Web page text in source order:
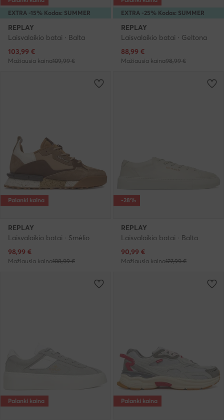
EXTRA -15% Kodas: SUMMER
REPLAY
Laisvalaikio batai · Balta
Dabartinė kaina
103,99 €
Mažiausia kaina109,99 €
EXTRA -25% Kodas: SUMMER
REPLAY
Laisvalaikio batai · Geltona
Dabartinė kaina
88,99 €
Mažiausia kaina98,99 €
Palanki kaina
REPLAY
Laisvalaikio batai · Smėlio
Dabartinė kaina
98,99 €
Mažiausia kaina108,99 €
-28%
REPLAY
Laisvalaikio batai · Balta
Dabartinė kaina
90,99 €
Mažiausia kaina127,99 €
Palanki kaina Palanki kaina